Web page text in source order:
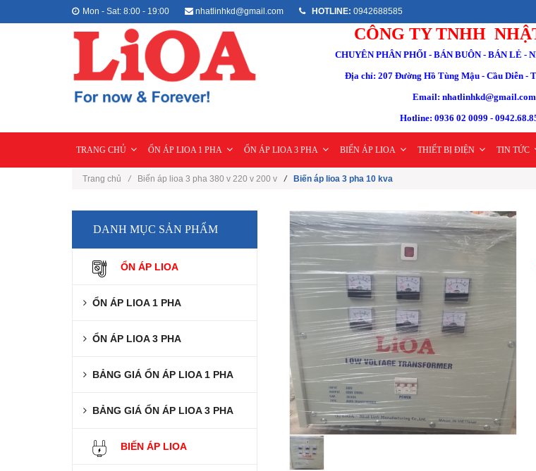
Mon - Sat: 8:00 - 19:00 nhatlinhkd@gmail.com HOTLINE: 0942688585
CÔNG TY TNHH
CHUYÊN PHÂN PHỐI - BÁN BUÔN - BÁN LẺ -
Địa chỉ: 207 Đường Hồ Tùng Mậu - Cầu Diễn -
Email: nhatlinhkd@gmail.com
Hotline: 0936 02 0099 -
TRANG CHỦ ỔN ÁP LIOA 1 PHA ỔN ÁP LIOA 3 PHA BIẾN ÁP LIOA THIẾT BỊ ĐIỆN TIN TỨC
Trang chủ / Biến áp lioa 3 pha 380 v 220 v 200 v / Biến áp lioa 3 pha 10 kva
DANH MỤC SẢN PHẨM
ỔN ÁP LIOA
ỔN ÁP LIOA 1 PHA
ỔN ÁP LIOA 3 PHA
BẢNG GIÁ ỔN ÁP LIOA 1 PHA
BẢNG GIÁ ỔN ÁP LIOA 3 PHA
BIẾN ÁP LIOA